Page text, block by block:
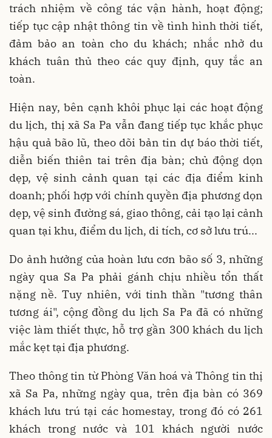
trách nhiệm về công tác vận hành, hoạt động;
tiếp tục cập nhật thông tin về tình hình thời tiết,
đảm bảo an toàn cho du khách; nhắc nhở du
khách tuân thủ theo các quy định, quy tắc an
toàn.
Hiện nay, bên cạnh khôi phục lại các hoạt động
du lịch, thị xã Sa Pa vẫn đang tiếp tục khắc phục
hậu quả bão lũ, theo dõi bản tin dự báo thời tiết,
diễn biến thiên tai trên địa bàn; chủ động dọn
dẹp, vệ sinh cảnh quan tại các địa điểm kinh
doanh; phối hợp với chính quyền địa phương dọn
dẹp, vệ sinh đường sá, giao thông, cải tạo lại cảnh
quan tại khu, điểm du lịch, di tích, cơ sở lưu trú...
Do ảnh hưởng của hoàn lưu cơn bão số 3, những
ngày qua Sa Pa phải gánh chịu nhiều tổn thất
nặng nề. Tuy nhiên, với tinh thần "tương thân
tương ái", cộng đồng du lịch Sa Pa đã có những
việc làm thiết thực, hỗ trợ gần 300 khách du lịch
mắc kẹt tại địa phương.
Theo thông tin từ Phòng Văn hoá và Thông tin thị
xã Sa Pa, những ngày qua, trên địa bàn có 369
khách lưu trú tại các homestay, trong đó có 261
khách trong nước và 101 khách người nước